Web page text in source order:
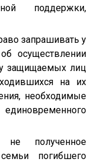
поддержки,
запрашивать у
осуществлении
защищаемых лиц
на их
необходимые
не полученное
погибшего